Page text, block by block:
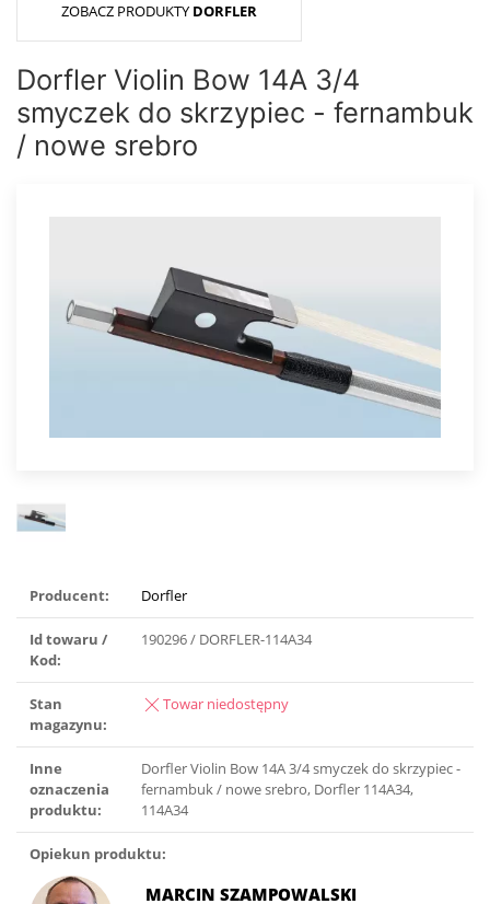
ZOBACZ PRODUKTY DORFLER
Dorfler Violin Bow 14A 3/4
smyczek do skrzypiec - fernambuk
/ nowe srebro
Producent: Dorfler
Id towaru /
Kod:
190296 / DORFLER-114A34
Stan
magazynu:
Towar niedostępny
Inne
oznaczenia
produktu:
Dorfler Violin Bow 14A 3/4 smyczek do skrzypiec -
fernambuk / nowe srebro, Dorfler 114A34,
114A34
Opiekun produktu:
MARCIN SZAMPOWALSKI